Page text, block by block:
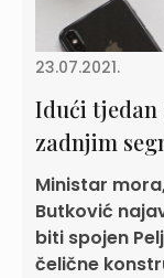
23.07.2021.
Idući tjedan
zadnjim
Ministar
Butković
biti spojen
čelične